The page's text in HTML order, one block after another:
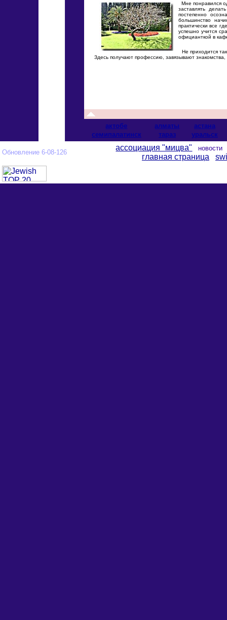
Мне понравился
заставлять
постепенно
большинство
практически все
успешно учится
официанткой в
Не приходится
Здесь получают профессию, завязывают
актобе алматы
астана
cемипалатинск
тараз уральск
Обновление 6-08-126
ассоциация "мицва"
главная страница